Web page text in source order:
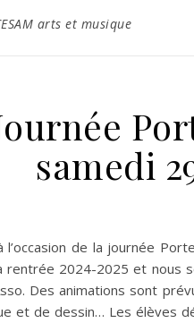
arts et musique
samedi
l’occasion de la journée
rentrée 2024-2025 et nous
Des animations sont
et de dessin… Les élèves